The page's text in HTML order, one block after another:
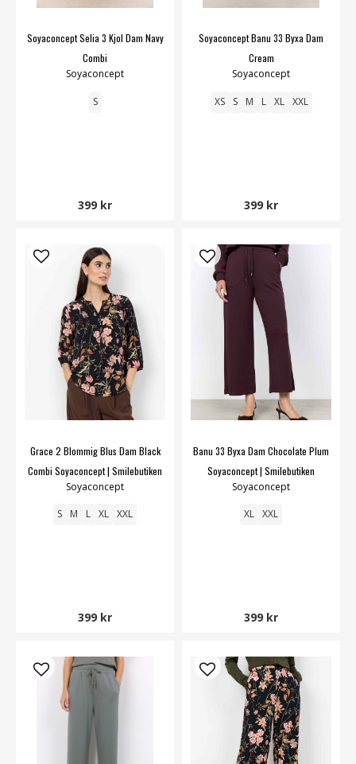
Soyaconcept Selia 3 Kjol Dam Navy
Combi
Soyaconcept
S
399 kr
Soyaconcept Banu 33 Byxa Dam
Cream
Soyaconcept
XS S M L XL XXL
399 kr
Grace 2 Blommig Blus Dam Black
Combi Soyaconcept | Smilebutiken
Soyaconcept
S M L XL XXL
399 kr
Banu 33 Byxa Dam Chocolate Plum
Soyaconcept | Smilebutiken
Soyaconcept
XL XXL
399 kr